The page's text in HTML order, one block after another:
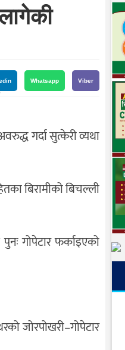
Whatsapp Viber
गर्दा सुत्केरी व्यथा
बिरामीको बिचल्ली
गोपेटार फर्काइएको
जोरपोखरी–गोपेटार